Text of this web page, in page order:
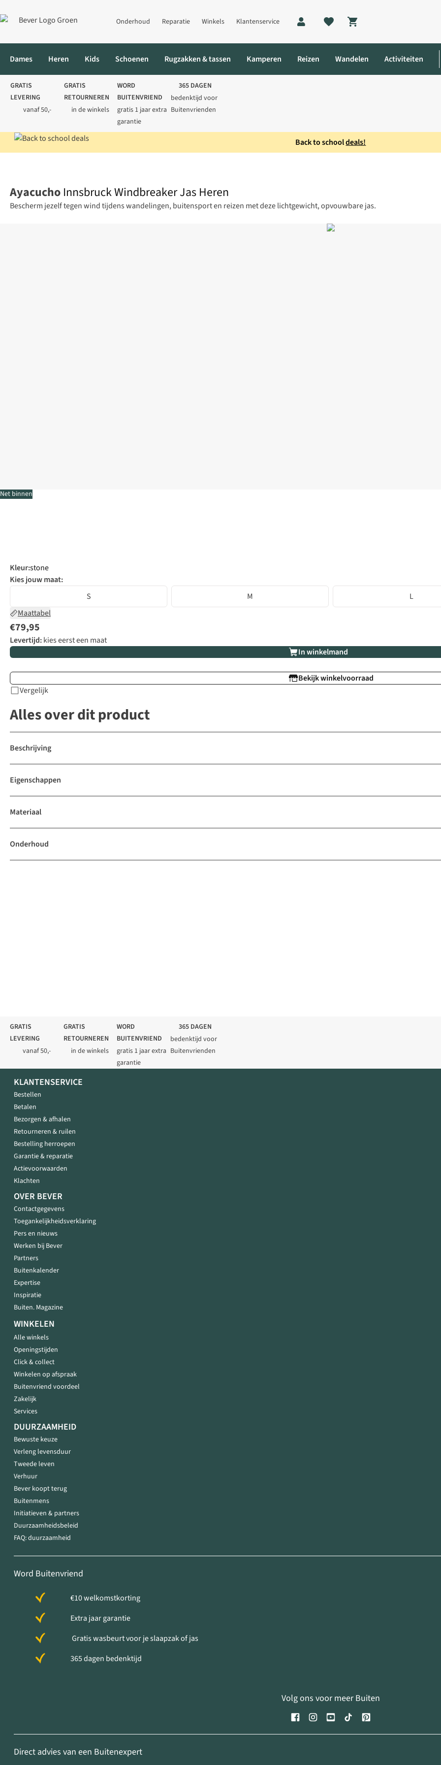
Onderhoud Reparatie Winkels Klantenservice
Shopping cart
Dames Heren Kids Schoenen Rugzakken & tassen Kamperen Reizen Wandelen Activiteiten
GRATIS
LEVERING
vanaf 50,-
GRATIS
RETOURNEREN
in de winkels
WORD
BUITENVRIEND
gratis 1 jaar extra
garantie
365 DAGEN
bedenktijd voor
Buitenvrienden
Back to schooldeals!
Net binnen
Ayacucho Innsbruck Windbreaker Jas Heren
Bescherm jezelf tegen wind tijdens wandelingen, buitensport en reizen met deze lichtgewicht, opvouwbare jas.
Kleur:stone
Kies jouw maat:
S
M
L
Maattabel
€79,95
Levertijd:kies eerst een maat
In winkelmand
Bekijk winkelvoorraad
Vergelijk
Alles over dit product
Beschrijving
Eigenschappen
Materiaal
Onderhoud
GRATIS
LEVERING
vanaf 50,-
GRATIS
RETOURNEREN
in de winkels
WORD
BUITENVRIEND
gratis 1 jaar extra
garantie
365 DAGEN
bedenktijd voor
Buitenvrienden
KLANTENSERVICE
Bestellen
Betalen
Bezorgen & afhalen
Retourneren & ruilen
Bestelling herroepen
Garantie & reparatie
Actievoorwaarden
Klachten
OVER BEVER
Contactgegevens
Toegankelijkheidsverklaring
Pers en nieuws
Werken bij Bever
Partners
Buitenkalender
Expertise
Inspiratie
Buiten. Magazine
WINKELEN
Alle winkels
Openingstijden
Click & collect
Winkelen op afspraak
Buitenvriend voordeel
Zakelijk
Services
DUURZAAMHEID
Bewuste keuze
Verleng levensduur
Tweede leven
Verhuur
Bever koopt terug
Buitenmens
Initiatieven & partners
Duurzaamheidsbeleid
FAQ: duurzaamheid
Word Buitenvriend
€10 welkomstkorting
Extra jaar garantie
Gratis wasbeurt voor je slaapzak of jas
365 dagen bedenktijd
Volg ons voor meer Buiten
Direct advies van een Buitenexpert